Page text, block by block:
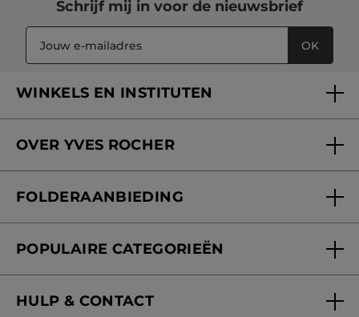
Schrijf mij in voor de nieuwsbrief
OK
WINKELS EN INSTITUTEN
Verzorging in onze Schoonheidsinstituten
OVER YVES ROCHER
Onze beloften
Blog Act Beautiful
FOLDERAANBIEDING
POPULAIRE CATEGORIEËN
Aanbiedingen
HULP & CONTACT